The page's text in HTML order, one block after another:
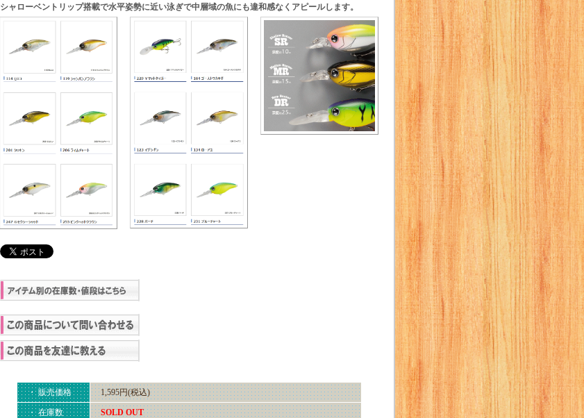
シャローベントリップ搭載で水平姿勢に近い泳ぎで中層域の魚にも違和感なくアピールします。
・ 販売価格 1,595円(税込)
・ 在庫数 SOLD OUT